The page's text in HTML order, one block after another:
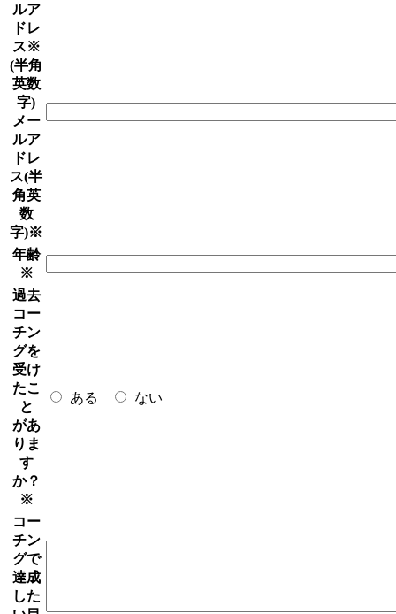
ルア
ドレ
ス※
(半角
英数
字)
メー
ルア
ドレ
ス(半
角英
数
字)※
年齢
※
過去
コー
チン
グを
受け
たこ
と
があ
りま
す
か？
※
ある ない
コー
チン
グで
達成
した